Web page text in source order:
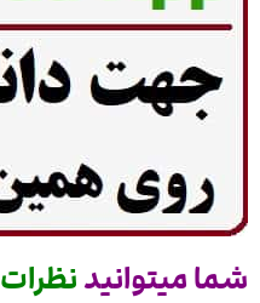
شما میتوانیدنظرات